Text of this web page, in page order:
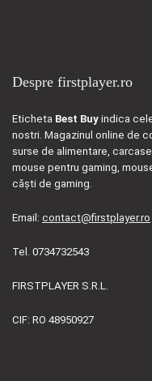
Despre firstplayer.ro
Eticheta Best Buy indica
nostri. Magazinul online de
surse de alimentare,
mouse pentru gaming,
căști de gaming.
Email: contact@firstplayer.ro
Tel. 0734732543
FIRSTPLAYER S.R.L.
CIF: RO 48950927